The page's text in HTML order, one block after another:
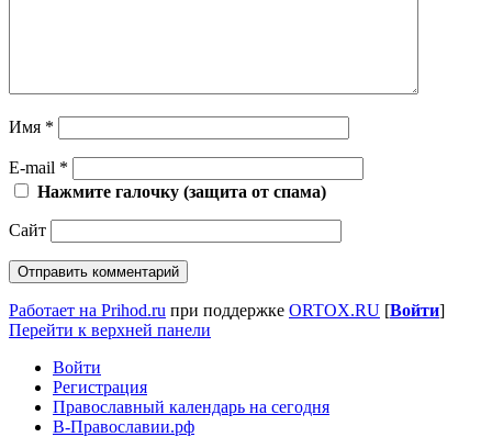
Имя *
E-mail *
Нажмите галочку (защита от спама)
Сайт
Работает на Prihod.ru при поддержке ORTOX.RU [Войти]
Перейти к верхней панели
Войти
Регистрация
Православный календарь на сегодня
В-Православии.рф